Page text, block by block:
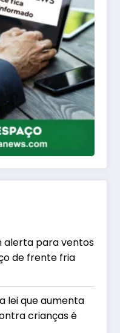
alerta para ventos
de frente fria
lei que aumenta
crianças é